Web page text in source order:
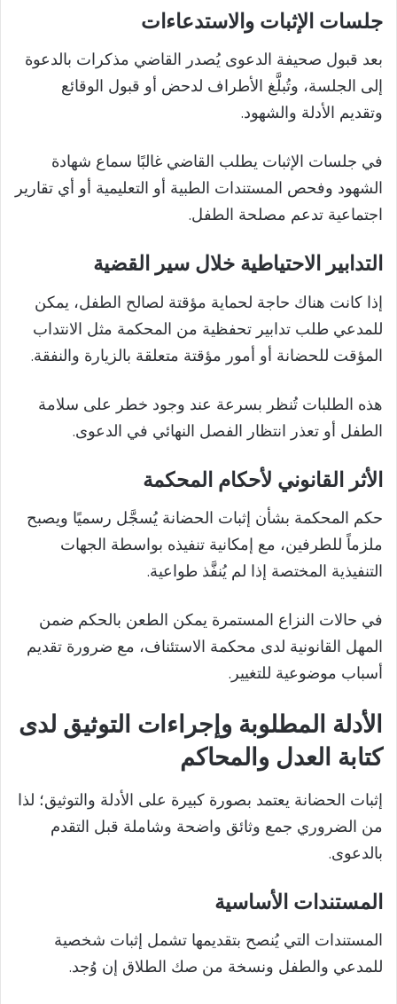
جلسات الإثبات والاستدعاءات
بعد قبول صحيفة الدعوى يُصدر القاضي مذكرات بالدعوة
إلى الجلسة، وتُبلَّغ الأطراف لدحض أو قبول الوقائع
وتقديم الأدلة والشهود.
في جلسات الإثبات يطلب القاضي غالبًا سماع شهادة
الشهود وفحص المستندات الطبية أو التعليمية أو أي تقارير
اجتماعية تدعم مصلحة الطفل.
التدابير الاحتياطية خلال سير القضية
إذا كانت هناك حاجة لحماية مؤقتة لصالح الطفل، يمكن
للمدعي طلب تدابير تحفظية من المحكمة مثل الانتداب
المؤقت للحضانة أو أمور مؤقتة متعلقة بالزيارة والنفقة.
هذه الطلبات تُنظر بسرعة عند وجود خطر على سلامة
الطفل أو تعذر انتظار الفصل النهائي في الدعوى.
الأثر القانوني لأحكام المحكمة
حكم المحكمة بشأن إثبات الحضانة يُسجَّل رسميًا ويصبح
ملزماً للطرفين، مع إمكانية تنفيذه بواسطة الجهات
التنفيذية المختصة إذا لم يُنفَّذ طواعية.
في حالات النزاع المستمرة يمكن الطعن بالحكم ضمن
المهل القانونية لدى محكمة الاستئناف، مع ضرورة تقديم
أسباب موضوعية للتغيير.
الأدلة المطلوبة وإجراءات التوثيق لدى
كتابة العدل والمحاكم
إثبات الحضانة يعتمد بصورة كبيرة على الأدلة والتوثيق؛ لذا
من الضروري جمع وثائق واضحة وشاملة قبل التقدم
بالدعوى.
المستندات الأساسية
المستندات التي يُنصح بتقديمها تشمل إثبات شخصية
للمدعي والطفل ونسخة من صك الطلاق إن وُجد.